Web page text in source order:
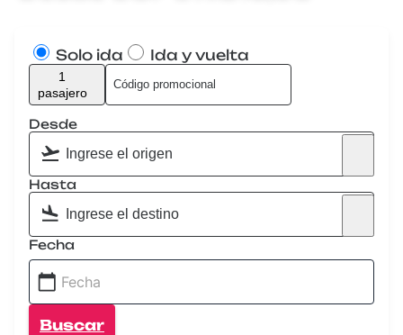
Solo ida Ida y vuelta
1
pasajero
Desde
Hasta
Fecha
Buscar